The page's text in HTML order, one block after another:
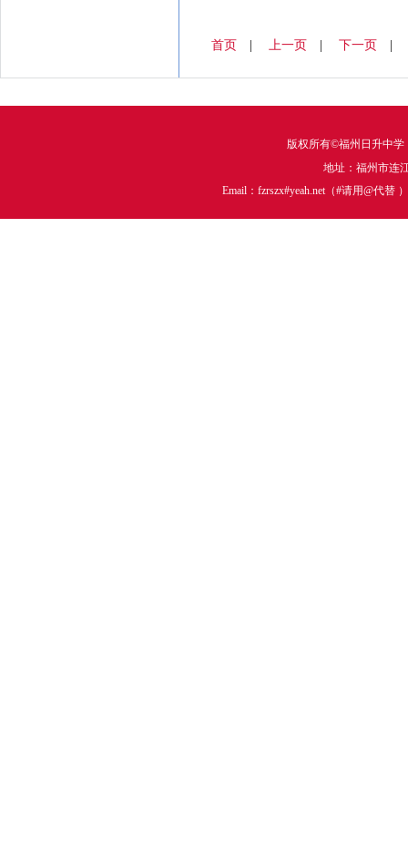
首页 上一页 下一页
版权所有©福州日升中
地址：福州市连
Email：fzrszx#yeah.net（#请用@代替